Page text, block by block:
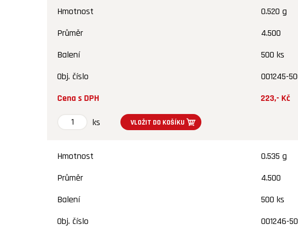
Hmotnost
0.520 g
Průměr
4.500
Balení
500 ks
Obj. číslo
001245-
Cena s DPH
223,- Kč
ks
Hmotnost
0.535 g
Průměr
4.500
Balení
500 ks
Obj. číslo
001246-